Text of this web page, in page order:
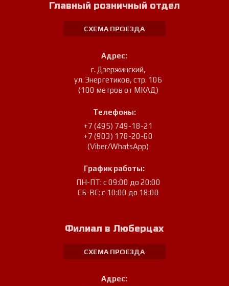
Главный розничный отдел
СХЕМА ПРОЕЗДА
Адрес:
г. Дзержинский,
ул. Энергетиков, стр. 10Б
(100 метров от МКАД)
Телефоны:
+7 (495) 749-18-21
+7 (903) 178-20-60
(Viber/WhatsApp)
График работы:
ПН-ПТ: с 09:00 до 20:00
СБ-ВС: с 10:00 до 18:00
Филиал в Люберцах
СХЕМА ПРОЕЗДА
Адрес: